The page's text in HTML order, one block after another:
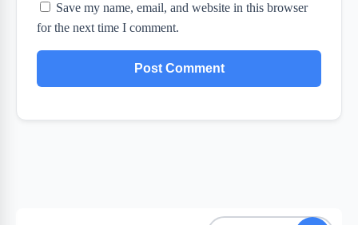
Save my name, email, and website in this browser
for the next time I comment.